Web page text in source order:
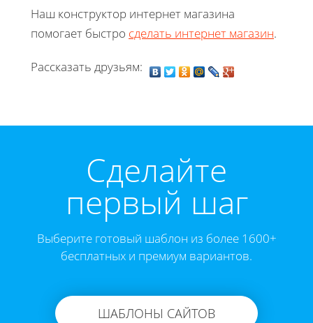
Наш конструктор интернет магазина
помогает быстро сделать интернет магазин.
Рассказать друзьям:
Cделайте
первый шаг
Выберите готовый шаблон из более 1600+
бесплатных и премиум вариантов.
ШАБЛОНЫ САЙТОВ